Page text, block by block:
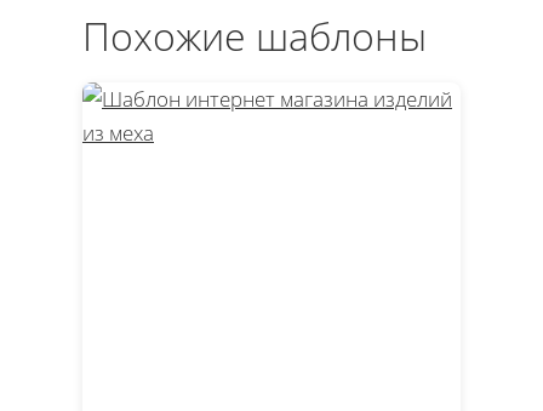
Похожие шаблоны